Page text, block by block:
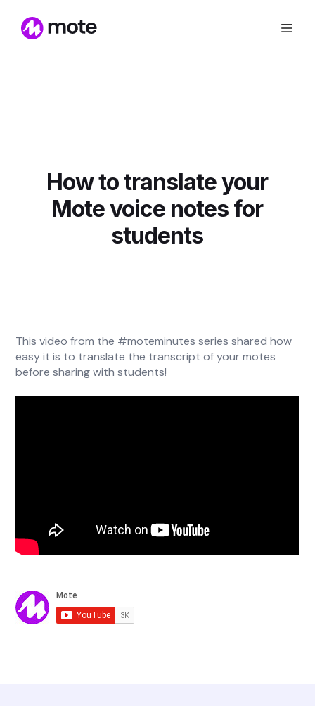
How to translate your
Mote voice notes for
students
This video from the #moteminutes series shared how
easy it is to translate the transcript of your motes
before sharing with students!